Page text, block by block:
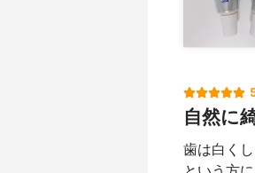
自然に
歯は白く